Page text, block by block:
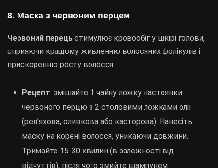
8. Маска з червоним перцем
Червоний перець стимулює кровообіг у шкірі голови,
сприяючи кращому живленню волосяних фолікулів і
прискоренню росту волосся.
Рецепт: змішайте 1 чайну ложку настоянки
червоного перцю з 2 столовими ложками олії
(реп’яхова, оливкова або касторова). Нанесіть
маску на корені волосся, уникаючи довжини.
Тримайте 15-30 хвилин (в залежності від
відчуттів), після чого змийте шампунем.